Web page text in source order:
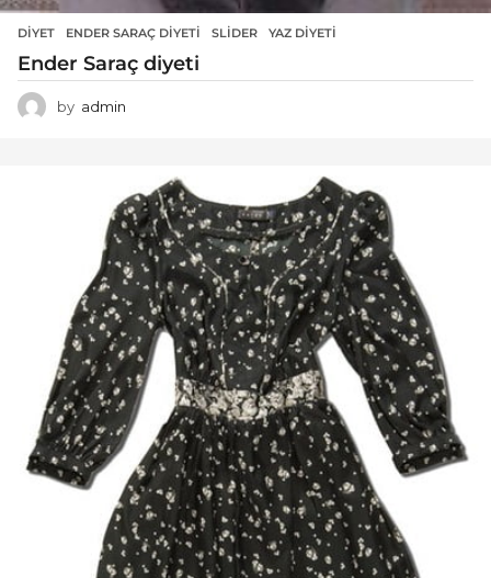
DIYET ENDER SARAÇ DIYETI ,SLIDER ,YAZ DIYETI
Ender Saraç diyeti
by admin